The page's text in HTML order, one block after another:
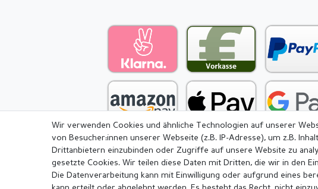
Impressum Daten­schutz­erklärung AGB
Wir verwenden Cookies und ähnliche Technologien auf unserer
von Besucher:innen unserer Webseite (z.B. IP-Adresse), um z.B.
Drittanbietern einzubinden oder Zugriffe auf unsere Website zu
gesetzte Cookies. Wir teilen diese Daten mit Dritten, die wir in den
Die Datenverarbeitung kann mit Einwilligung oder aufgrund eines